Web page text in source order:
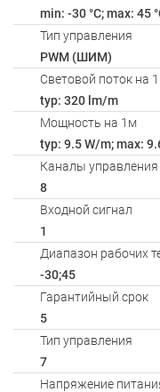
min: -30 °C; max: 45
Тип управления
PWM (ШИМ)
Световой поток на
typ: 320 lm/m
Мощность на 1м
typ: 9.5 W/m; max:
Каналы управления
8
Входной сигнал
1
Диапазон рабочих
-30;45
Гарантийный срок
5
Тип управления
7
Напряжение